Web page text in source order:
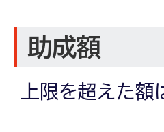
助成額
上限を超えた